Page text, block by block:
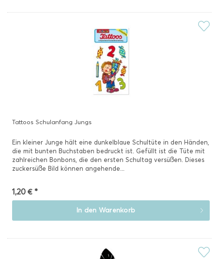
Tattoos Schulanfang Jungs
Ein kleiner Junge hält eine dunkelblaue Schultüte in den Händen,
die mit bunten Buchstaben bedruckt ist. Gefüllt ist die Tüte mit
zahlreichen Bonbons, die den ersten Schultag versüßen. Dieses
zuckersüße Bild können angehende...
1,20 € *
In den Warenkorb